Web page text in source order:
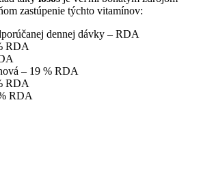
zastúpenie týchto vitamínov:
dennej dávky – RDA
RDA
– 19 % RDA
RDA
RDA